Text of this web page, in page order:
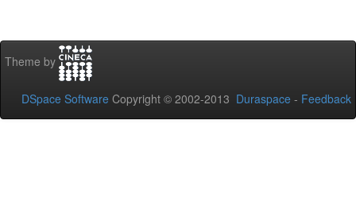
Theme by
DSpace Software Copyright © 2002-2013 Duraspace - Feedback